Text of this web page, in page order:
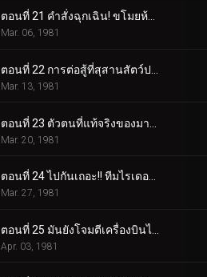
ตอนที่ 21 คำสั่งฉุกเฉิน! ขโมยห้ามือ!!
Mar. 06, 1981
Mar. 13, 1981
Mar. 20, 1981
ตอนที่ 24 ไปกันเถอะ!! ทีมไรเดอร์รุ่นเยาว์
Mar. 27, 1981
Apr. 03, 1981